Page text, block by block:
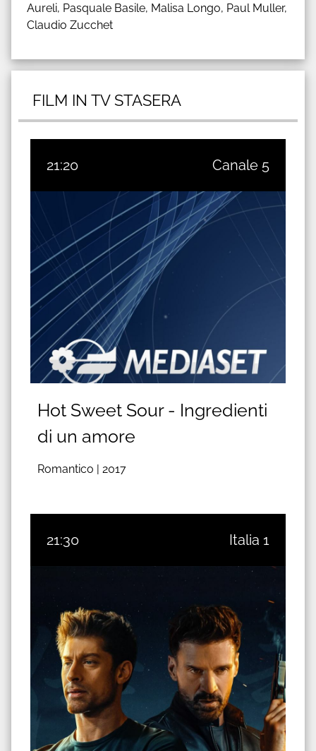
Aureli, Pasquale Basile, Malisa Longo, Paul Muller,
Claudio Zucchet
FILM IN TV STASERA
21:20 Canale 5
Hot Sweet Sour - Ingredienti
di un amore
Romantico | 2017
21:30 Italia 1